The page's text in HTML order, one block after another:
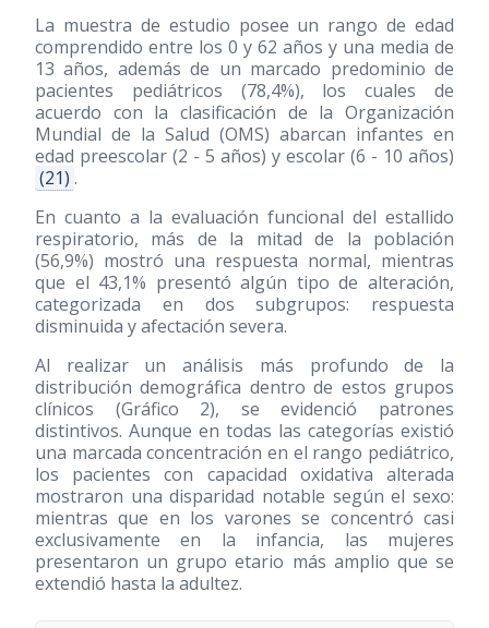
La muestra de estudio posee un rango de edad
comprendido entre los 0 y 62 años y una media de
13 años, además de un marcado predominio de
pacientes pediátricos (78,4%), los cuales de
acuerdo con la clasificación de la Organización
Mundial de la Salud (OMS) abarcan infantes en
edad preescolar (2 - 5 años) y escolar (6 - 10 años)
(21) .
En cuanto a la evaluación funcional del estallido
respiratorio, más de la mitad de la población
(56,9%) mostró una respuesta normal, mientras
que el 43,1% presentó algún tipo de alteración,
categorizada en dos subgrupos: respuesta
disminuida y afectación severa.
Al realizar un análisis más profundo de la
distribución demográfica dentro de estos grupos
clínicos (Gráfico 2), se evidenció patrones
distintivos. Aunque en todas las categorías existió
una marcada concentración en el rango pediátrico,
los pacientes con capacidad oxidativa alterada
mostraron una disparidad notable según el sexo:
mientras que en los varones se concentró casi
exclusivamente en la infancia, las mujeres
presentaron un grupo etario más amplio que se
extendió hasta la adultez.